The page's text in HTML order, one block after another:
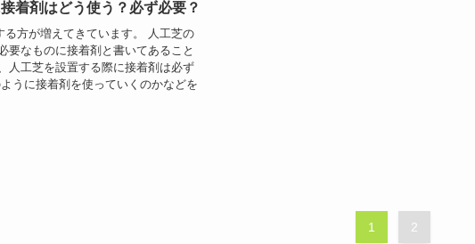
着剤はどう使う？必ず必要？
方が増えてきています。 人工芝の
要なものに接着剤と書いてあること
人工芝を設置する際に接着剤は必ず
うに接着剤を使っていくのかなどを
1 2